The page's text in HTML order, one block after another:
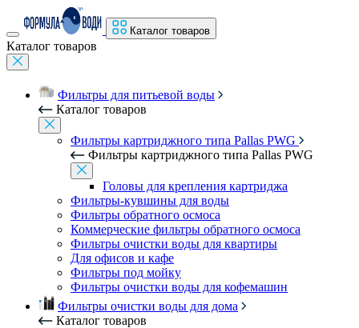
Каталог товаров
Каталог товаров
Фильтры для питьевой воды
Каталог товаров
Фильтры картриджного типа Pallas PWG
Фильтры картриджного типа Pallas PWG
Головы для крепления картриджа
Фильтры-кувшины для воды
Фильтры обратного осмоса
Коммерческие фильтры обратного осмоса
Фильтры очистки воды для квартиры
Для офисов и кафе
Фильтры под мойку
Фильтры очистки воды для кофемашин
Фильтры очистки воды для дома
Каталог товаров